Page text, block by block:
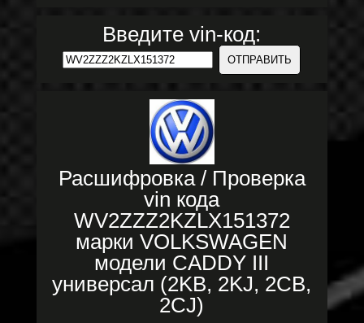
Введите vin-код:
Расшифровка / Проверка
vin кода
WV2ZZZ2KZLX151372
марки VOLKSWAGEN
модели CADDY III
универсал (2KB, 2KJ, 2CB,
2CJ)